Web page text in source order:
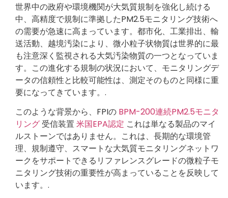
世界中の政府や環境機関が大気質規制を強化し続ける
中、高精度で規制に準拠したPM2.5モニタリング技術へ
の需要が急速に高まっています。都市化、工業排出、輸
送活動、越境汚染により、微小粒子状物質は世界的に最
も注意深く監視される大気汚染物質の一つとなっていま
す。この進化する規制の状況において、モニタリングデ
ータの信頼性と比較可能性は、測定そのものと同様に重
要になってきています。.
このような背景から、FPIの BPM-200連続PM2.5モニタ
リング 受信装置米国EPA認定 これは単なる製品のマイ
ルストーンではありません。これは、長期的な環境管
理、規制遵守、スマートな大気質モニタリングネットワ
ークをサポートできるリファレンスグレードの微粒子モ
ニタリング技術の重要性が高まっていることを反映して
います。.